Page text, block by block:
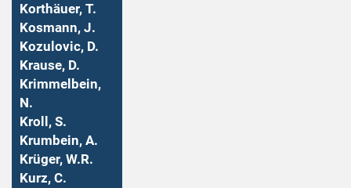
Korthäuer, T.
Kosmann, J.
Kozulovic, D.
Krause, D.
Krimmelbein,
N.
Kroll, S.
Krumbein, A.
Krüger, W.R.
Kurz, C.